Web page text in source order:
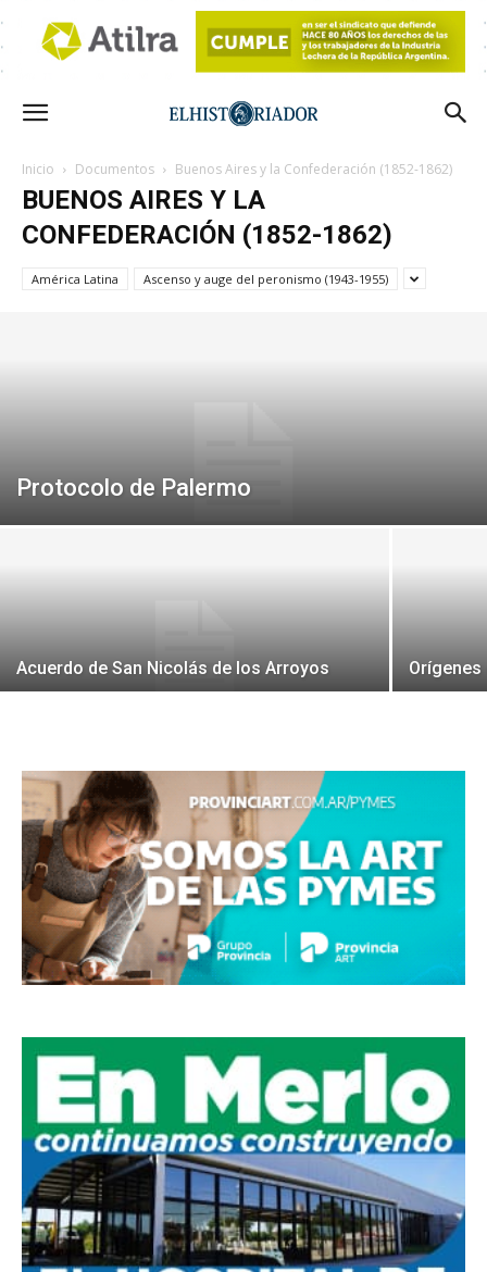
Inicio Documentos Buenos Aires y la Confederación (1852-1862)
BUENOS AIRES Y LA
CONFEDERACIÓN (1852-1862)
América Latina Ascenso y auge del peronismo (1943-1955)
Protocolo de Palermo
Acuerdo de San Nicolás de los Arroyos